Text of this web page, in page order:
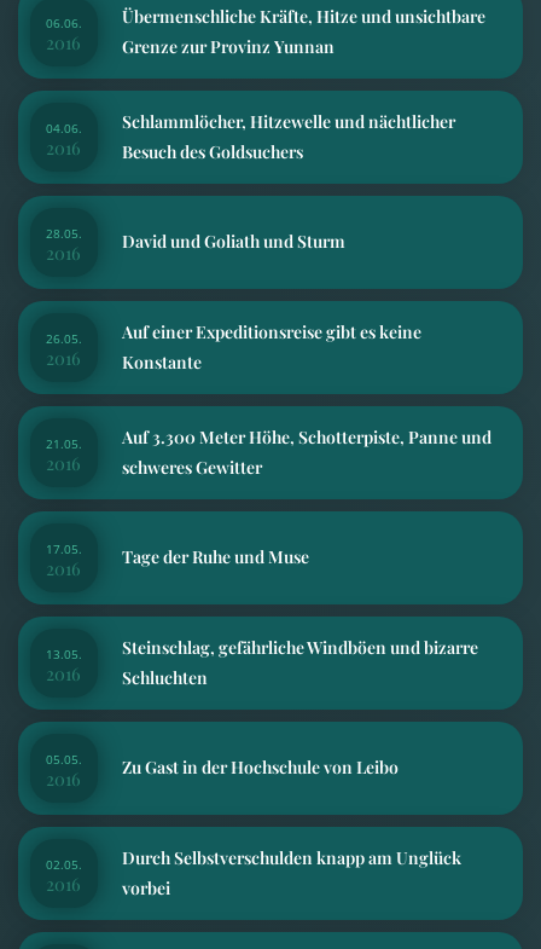
06.06.
2016
Übermenschliche Kräfte, Hitze und unsichtbare
Grenze zur Provinz Yunnan
04.06.
2016
Schlammlöcher, Hitzewelle und nächtlicher
Besuch des Goldsuchers
28.05.
2016 David und Goliath und Sturm
26.05.
2016
Auf einer Expeditionsreise gibt es keine
Konstante
21.05.
2016
Auf 3.300 Meter Höhe, Schotterpiste, Panne und
schweres Gewitter
17.05.
2016 Tage der Ruhe und Muse
13.05.
2016
Steinschlag, gefährliche Windböen und bizarre
Schluchten
05.05.
2016 Zu Gast in der Hochschule von Leibo
02.05.
2016
Durch Selbstverschulden knapp am Unglück
vorbei